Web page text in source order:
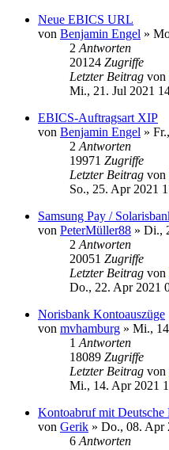
Neue EBICS URL
von Benjamin Engel »
2 Antworten
20124 Zugriffe
Letzter Beitrag von
Mi., 21. Jul 2021
EBICS-Auftragsart XIP
von Benjamin Engel »
2 Antworten
19971 Zugriffe
Letzter Beitrag von
So., 25. Apr 2021
Samsung Pay /
von PeterMüller88 » Di.,
2 Antworten
20051 Zugriffe
Letzter Beitrag von
Do., 22. Apr 2021
Norisbank Kontoauszüge
von mvhamburg » Mi.,
1 Antworten
18089 Zugriffe
Letzter Beitrag von
Mi., 14. Apr 2021
Kontoabruf mit Deutsche
von Gerik » Do., 08. Apr
6 Antworten